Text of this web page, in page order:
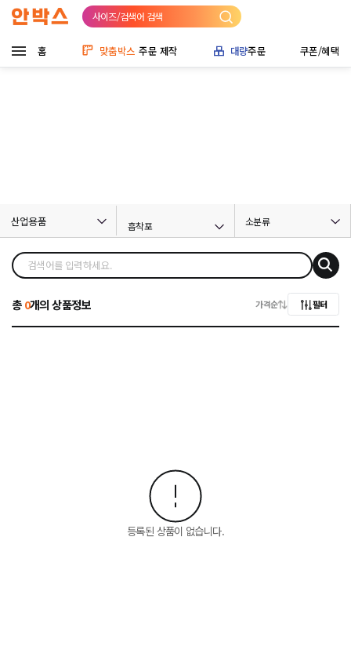
사이즈/검색어 검색
홈 맞춤박스 주문 제작 대량주문 쿠폰/혜택
산업용품 흡착포 소분류
총0개의 상품정보 가격순 필터
등록된 상품이 없습니다.